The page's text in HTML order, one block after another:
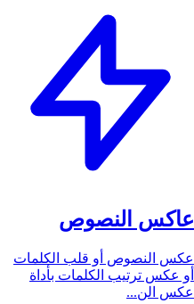
عاكس النصوص
عكس النصوص أو قلب الكلمات
أو عكس ترتيب الكلمات بأداة
عكس الن...